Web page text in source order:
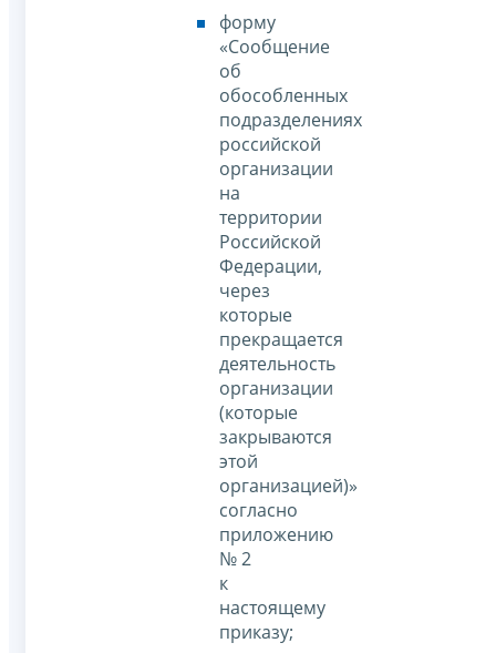
форму
«Сообщение
об
обособленных
подразделениях
российской
организации
на
территории
Российской
Федерации,
через
которые
прекращается
деятельность
организации
(которые
закрываются
этой
организацией)»
согласно
приложению
№ 2
к
настоящему
приказу;